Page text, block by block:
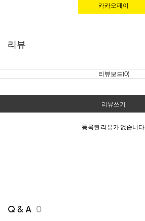
리뷰
리뷰보드(0)
리뷰쓰기
등록된 리뷰가 없습니다.
Q & A 0